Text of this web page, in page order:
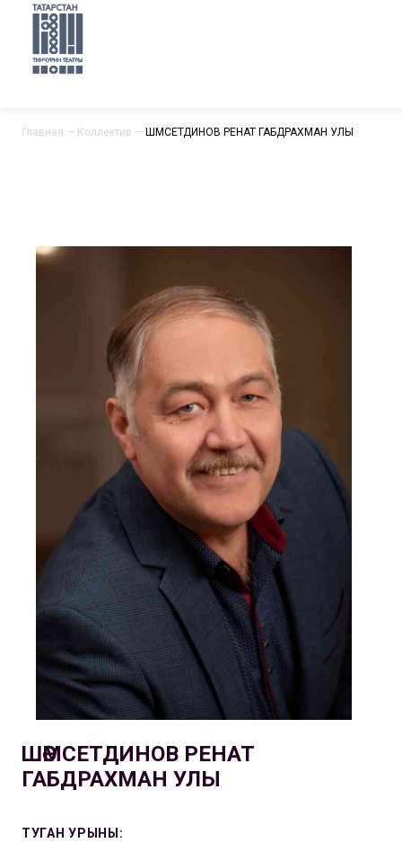
Главная — Коллектив — ШӘМСЕТДИНОВ РЕНАТ ГАБДРАХМАН УЛЫ
ШӘМСЕТДИНОВ РЕНАТ
ГАБДРАХМАН УЛЫ
ТУГАН УРЫНЫ: